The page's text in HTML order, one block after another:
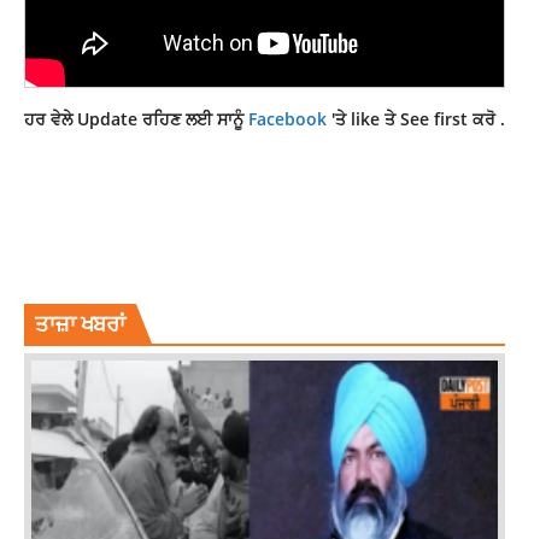
ਹਰ ਵੇਲੇ Update ਰਹਿਣ ਲਈ ਸਾਨੂੰ Facebook 'ਤੇ like ਤੇ See first ਕਰੋ .
ਤਾਜ਼ਾ ਖਬਰਾਂ